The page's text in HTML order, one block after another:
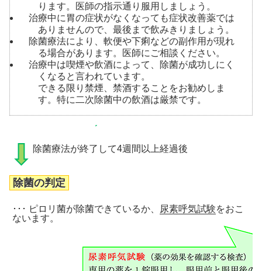
ります。医師の指示通り服用しましょう。
治療中に胃の症状がなくなっても症状改善薬では
ありませんので、最後まで飲みきりましょう。
除菌療法により、軟便や下痢などの副作用が現れ
る場合があります。医師にご相談ください。
治療中は喫煙や飲酒によって、除菌が成功しにく
くなると言われています。
できる限り禁煙、禁酒することをお勧めしま
す。特に二次除菌中の飲酒は厳禁です。
除菌療法が終了して4週間以上経過後
除菌の判定
･･･ ピロリ菌が除菌できているか、 尿素呼気試験をおこ
ないます。